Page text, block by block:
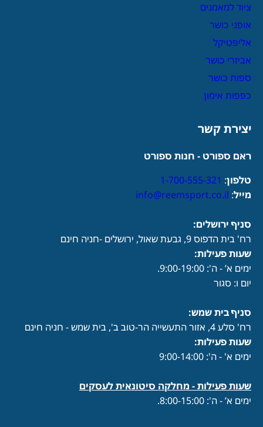
ציוד למאמנים
אופני כושר
אליפטיקל
אביזרי כושר
ספות כושר
כפפות אימון
יצירת קשר
ראם ספורט - חנות ספורט
טלפון:
1-700-555-321
מייל:
info@reemsport.co.il
סניף ירושלים:
רח' בית הדפוס 9, גבעת שאול, ירושלים -חניה חינם
שעות פעילות:
ימים א’ - ה': 9:00-19:00.
יום ו: סגור
סניף בית שמש:
רח' סלע 4, אזור התעשייה הר-טוב ב', בית שמש - חניה חינם
שעות פעילות:
ימים א' - ה': 9:00-14:00
שעות פעילות - מחלקה סיטונאית לעסקים
ימים א’ - ה': 8:00-15:00.